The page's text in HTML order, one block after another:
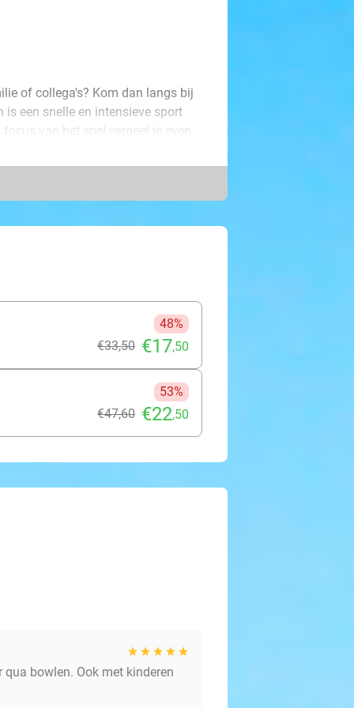
of collega's? Kom dan langs bij
een snelle en intensieve sport
van het spel vergeet je even
techniek, precisie en plezier.
Have fun!
48%
€33,50 €17,50
53%
€47,60 €22,50
bowlen. Ook met kinderen